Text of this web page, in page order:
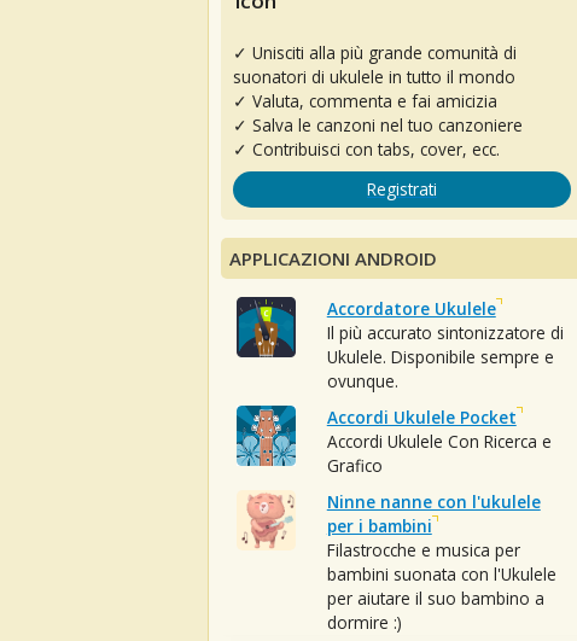
✓ Unisciti alla più grande comunità di
suonatori di ukulele in tutto il mondo
✓ Valuta, commenta e fai amicizia
✓ Salva le canzoni nel tuo canzoniere
✓ Contribuisci con tabs, cover, ecc.
Registrati
APPLICAZIONI ANDROID
Accordatore Ukulele
Il più accurato sintonizzatore di
Ukulele. Disponibile sempre e
ovunque.
Accordi Ukulele Pocket
Accordi Ukulele Con Ricerca e
Grafico
Ninne nanne con l'ukulele
per i bambini
Filastrocche e musica per
bambini suonata con l'Ukulele
per aiutare il suo bambino a
dormire :)